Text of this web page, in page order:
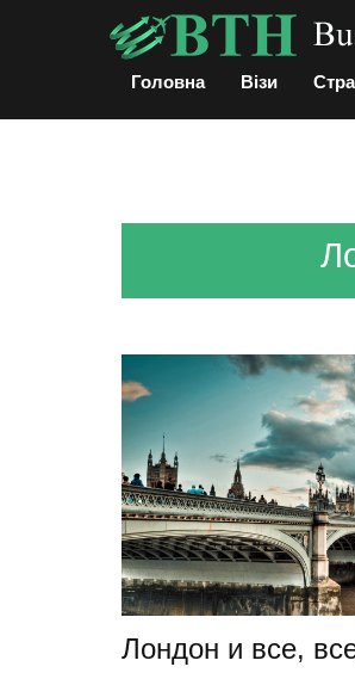
Головна Візи
Лондон и все,